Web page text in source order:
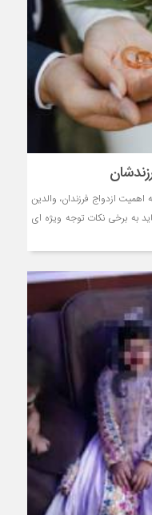
ازدواج فرزندان، والدین
به برخی نکات توجه ویژه ای